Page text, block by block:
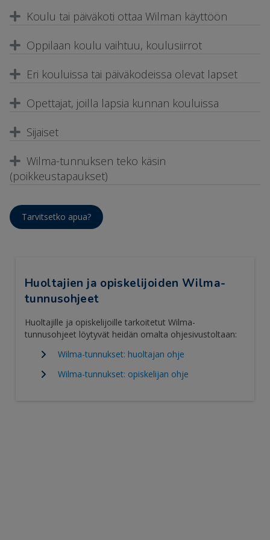
Koulu tai päiväkoti ottaa Wilman käyttöön
Oppilaan koulu vaihtuu, koulusiirrot
Eri kouluissa tai päiväkodeissa olevat lapset
Opettajat, joilla lapsia kunnan kouluissa
Sijaiset
Wilma-tunnuksen teko käsin
(poikkeustapaukset)
Tarvitsetko apua?
Huoltajien ja opiskelijoiden Wilma-
tunnusohjeet
Huoltajille ja opiskelijoille tarkoitetut Wilma-
tunnusohjeet löytyvät heidän omalta ohjesivustoltaan:
Wilma-tunnukset: huoltajan ohje
Wilma-tunnukset: opiskelijan ohje